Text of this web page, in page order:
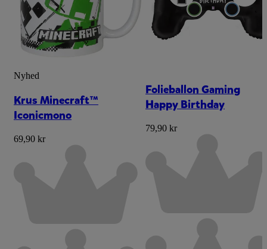
Nyhed
Krus Minecraft™
Iconicmono
69,90 kr
Folieballon Gaming
Happy Birthday
79,90 kr